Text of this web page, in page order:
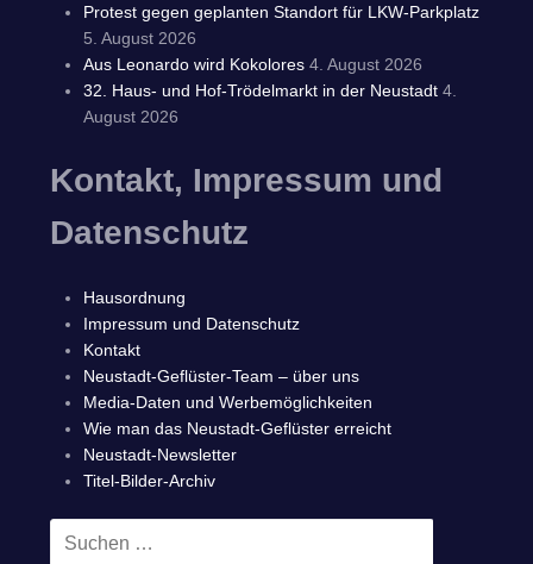
Protest gegen geplanten Standort für LKW-Parkplatz
5. August 2026
Aus Leonardo wird Kokolores 4. August 2026
32. Haus- und Hof-Trödelmarkt in der Neustadt 4.
August 2026
Kontakt, Impressum und
Datenschutz
Hausordnung
Impressum und Datenschutz
Kontakt
Neustadt-Geflüster-Team – über uns
Media-Daten und Werbemöglichkeiten
Wie man das Neustadt-Geflüster erreicht
Neustadt-Newsletter
Titel-Bilder-Archiv
Suchen